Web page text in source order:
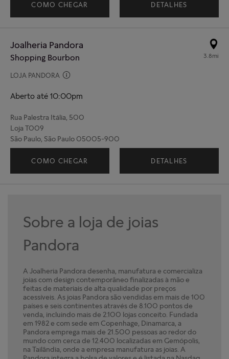
COMO CHEGAR DETALHES
Joalheria Pandora
Shopping Bourbon
LOJA PANDORA
Aberto até 10:00pm
3.8mi
Rua Palestra Itália, 500
Loja T009
São Paulo, São Paulo 05005-900
(11) 91331-6884
COMO CHEGAR DETALHES
Sobre a loja de joias
Pandora
A Joalheria Pandora desenha, manufatura e comercializa
joias com design contemporâneo finalizadas à mão e
feitas de materiais de alta qualidade por preços
acessíveis. As joias Pandora são vendidas em mais de 100
países e seis continentes através de 8.100 pontos de
venda, incluindo mais de 2.100 lojas conceito. Fundada
em 1982 e com sede em Copenhage, Dinamarca, a
Pandora emprega mais de 21.500 pessoas ao redor do
mundo com cerca de 12.400 localizadas em Gemópolis,
na Tailândia, onde a empresa manufatura as joias. A